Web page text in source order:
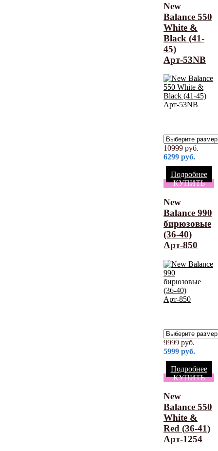
New
Balance 550
White &
Black (41-
45)
Арт-53NB
10999 руб.
6299 руб.
Подробнее
КУПИТЬ
New
Balance 990
бирюзовые
(36-40)
Арт-850
9999 руб.
5999 руб.
Подробнее
КУПИТЬ
New
Balance 550
White &
Red (36-41)
Арт-1254